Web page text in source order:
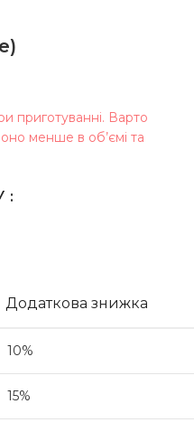
приготуванні. Варто
менше в об’ємі та
Додаткова знижка
10%
15%